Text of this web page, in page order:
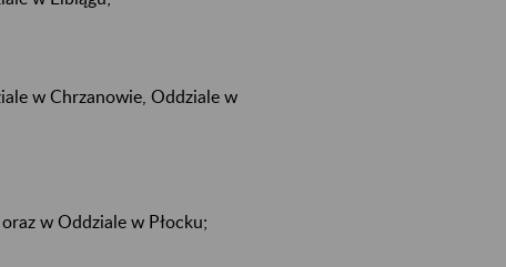
w Chrzanowie, Oddziale w
w Oddziale w Płocku;